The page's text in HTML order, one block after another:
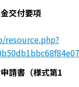
交付要項
請書（様式第1